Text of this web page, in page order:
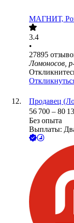
МАГНИТ,
3.4
•
27895
Ломоносов,
Продавец
56 700 – 80
Без опыта
Выплаты: